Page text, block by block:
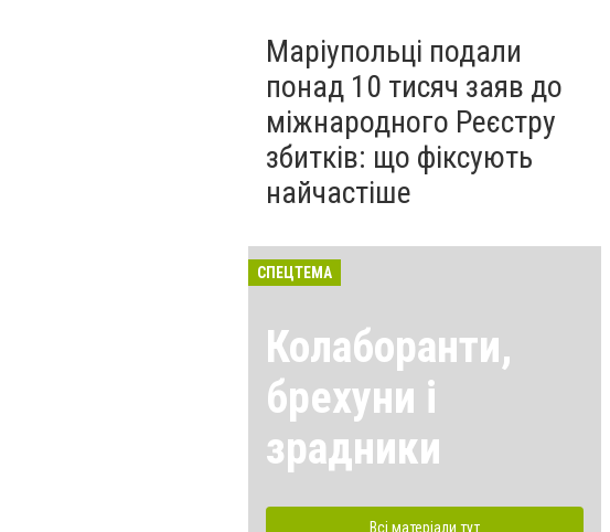
Маріупольці подали
понад 10 тисяч заяв до
міжнародного Реєстру
збитків: що фіксують
найчастіше
СПЕЦТЕМА
Колаборанти,
брехуни і
зрадники
Всі матеріали тут